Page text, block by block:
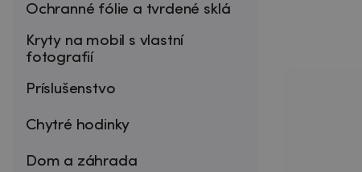
Ochranné fólie a tvrdené sklá
Kryty na mobil s vlastní
fotografií
Príslušenstvo
Chytré hodinky
Dom a záhrada